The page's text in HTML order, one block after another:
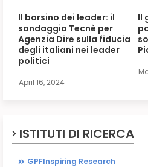
Il borsino dei leader: il
sondaggio Tecnè per
Agenzia Dire sulla fiducia
degli italiani nei leader
politici
April 16, 2024
Il
ISTITUTI DI RICERCA
GPFInspiring Research